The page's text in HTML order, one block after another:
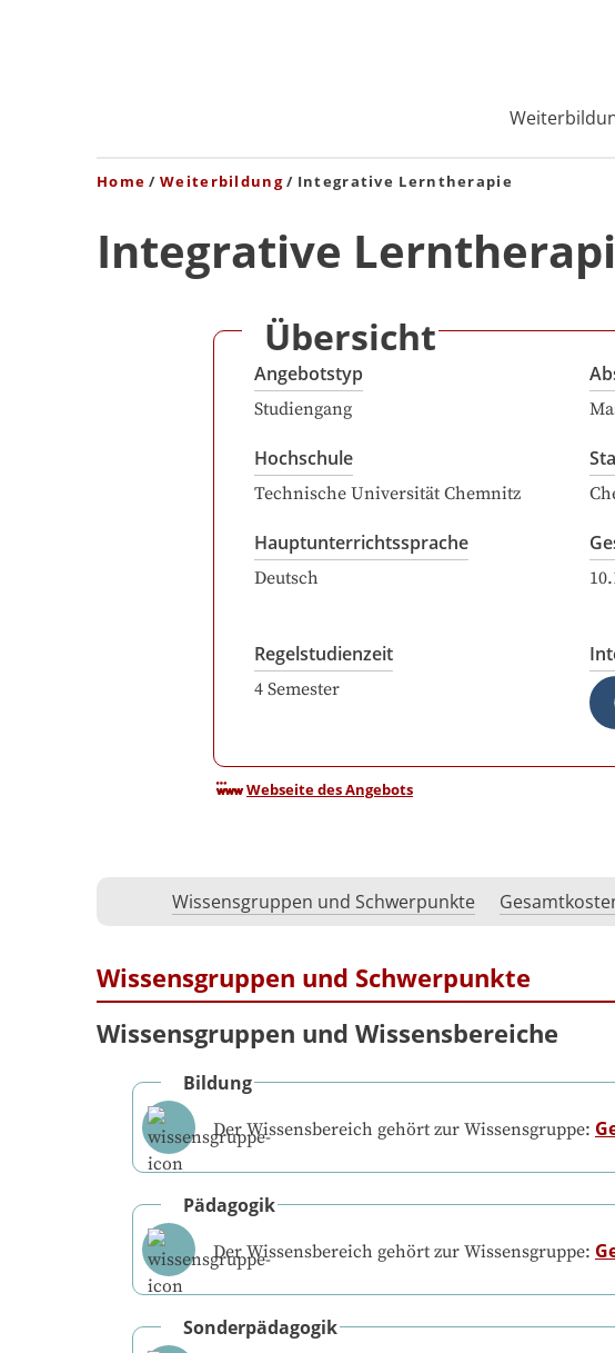
Home Weiterbildung Integrative Lerntherapie
Integrative
Übersicht
Angebotstyp
Studiengang
Hochschule
Technische Universität Chemnitz
Hauptunterrichtssprache
Deutsch
Regelstudienzeit
4 Semester
Webseite des Angebots
Wissensgruppen und Schwerpunkte
Wissensgruppen und Schwerpunkte
Wissensgruppen und Wissensbereiche
Bildung
Der Wissensbereich gehört zur Wissensgruppe:
Pädagogik
Der Wissensbereich gehört zur Wissensgruppe:
Sonderpädagogik